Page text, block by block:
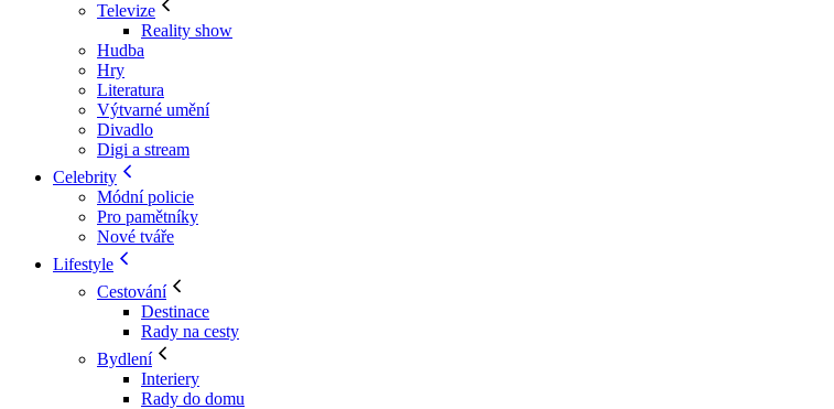
Televize
Reality show
Hudba
Hry
Literatura
Výtvarné umění
Divadlo
Digi a stream
Celebrity
Módní policie
Pro pamětníky
Nové tváře
Lifestyle
Cestování
Destinace
Rady na cesty
Bydlení
Interiery
Rady do domu